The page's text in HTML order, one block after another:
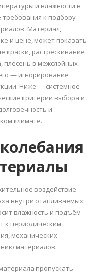
и влажности в
к подбору
Материал,
и цене, может показать
растрескивание
плесень в межслойных
— игнорирование
Ниже — системное
критерии выбора и
и
климате.
воздействие
внутри отапливаемых
влажность и подъём
к периодическим
механических
материалов.
пропускать